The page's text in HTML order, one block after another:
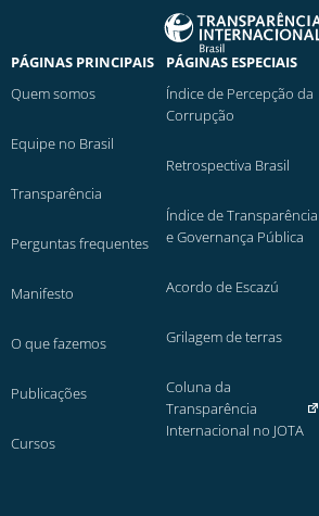
PÁGINAS PRINCIPAIS
Quem somos
Equipe no Brasil
Transparência
Perguntas frequentes
Manifesto
O que fazemos
Publicações
Cursos
PÁGINAS ESPECIAIS
Índice de Percepção da
Corrupção
Retrospectiva Brasil
Índice de Transparência
e Governança Pública
Acordo de Escazú
Grilagem de terras
Coluna da
Transparência
Internacional no JOTA